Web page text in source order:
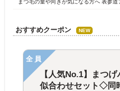
まつ毛の量や向きが気になる方へ 表参
おすすめクーポン NEW
全員
【人気No.1】まつ
似合わせセット◇同